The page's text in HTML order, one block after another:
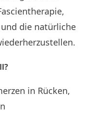
die natürliche
in Rücken,